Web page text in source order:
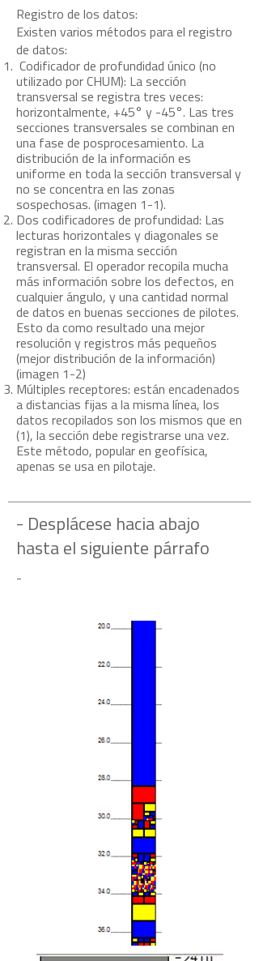
Registro de los datos:
Existen varios métodos para el registro
de datos:
Codificador de profundidad único (no
utilizado por CHUM): La sección
transversal se registra tres veces:
horizontalmente, +45° y -45°. Las tres
secciones transversales se combinan en
una fase de posprocesamiento. La
distribución de la información es
uniforme en toda la sección transversal y
no se concentra en las zonas
sospechosas. (imagen 1-1).
Dos codificadores de profundidad: Las
lecturas horizontales y diagonales se
registran en la misma sección
transversal. El operador recopila mucha
más información sobre los defectos, en
cualquier ángulo, y una cantidad normal
de datos en buenas secciones de pilotes.
Esto da como resultado una mejor
resolución y registros más pequeños
(mejor distribución de la información)
(imagen 1-2)
Múltiples receptores: están encadenados
a distancias fijas a la misma línea, los
datos recopilados son los mismos que en
(1), la sección debe registrarse una vez.
Este método, popular en geofísica,
apenas se usa en pilotaje.
- Desplácese hacia abajo
hasta el siguiente párrafo
-